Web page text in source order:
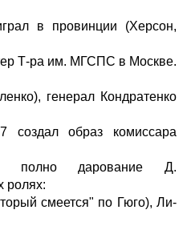
в провинции (Херсон,
Т-ра им. МГСПС в Москве.
генерал Кондратенко
образ комиссара
полно дарование Д.
ролях:
смеется" по Гюго), Ли-